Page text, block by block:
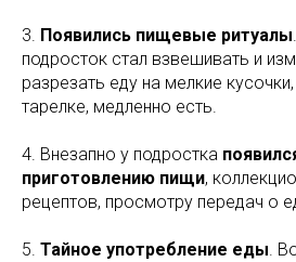
3. Появились пищевые ритуалы
подросток стал взвешивать и
разрезать еду на мелкие
тарелке, медленно есть.
4. Внезапно у подростка
приготовлению пищи,
рецептов, просмотру передач о
5. Тайное употребление еды.